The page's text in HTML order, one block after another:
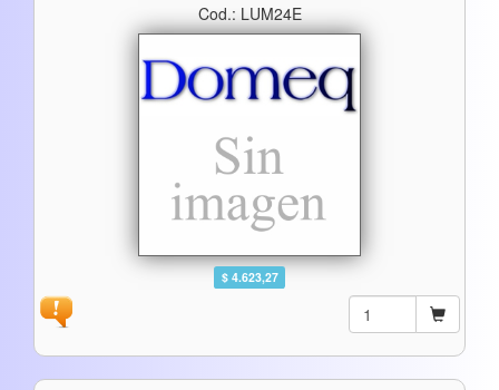
Cod.: LUM24E
$ 4.623,27